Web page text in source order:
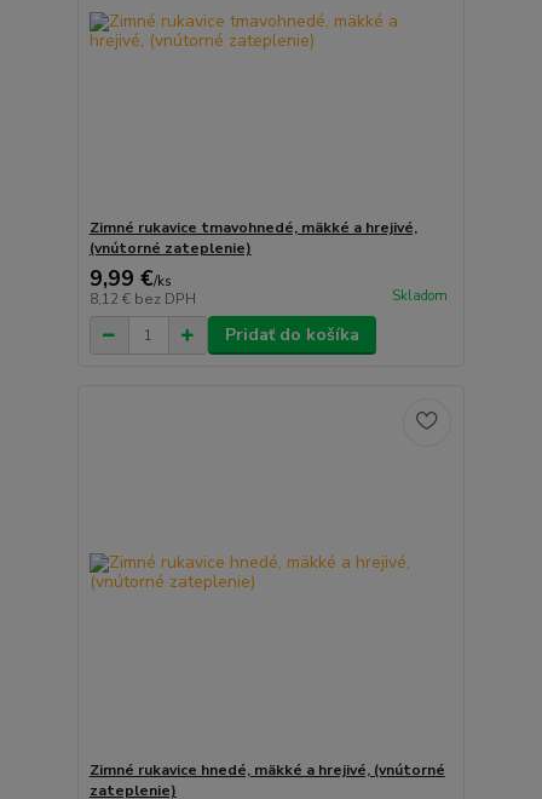
Zimné rukavice tmavohnedé, mäkké a hrejivé,
(vnútorné zateplenie)
9,99 €/ks
8,12 € bez DPH Skladom
Pridať do košíka
Zimné rukavice hnedé, mäkké a hrejivé, (vnútorné
zateplenie)